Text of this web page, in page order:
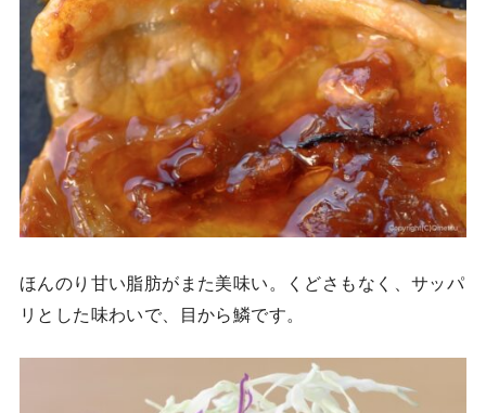
ほんのり甘い脂肪がまた美味い。くどさもなく、サッパ
リとした味わいで、目から鱗です。